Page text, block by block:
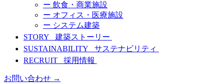
ー 飲食・商業施設
ー オフィス・医療施設
ー システム建築
STORY 建築ストーリー
SUSTAINABILITY サステナビリティ
RECRUIT 採用情報
お問い合わせ →